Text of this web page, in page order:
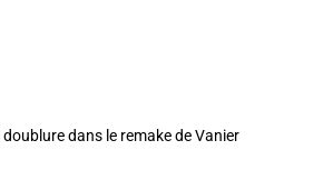
dans le remake de Vanier